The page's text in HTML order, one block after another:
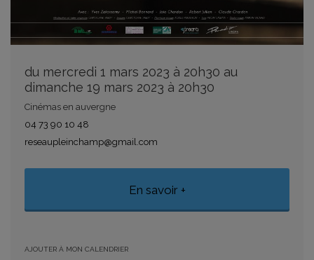
du mercredi 1 mars 2023 à 20h30 au
dimanche 19 mars 2023 à 20h30
Cinémas en auvergne
04 73 90 10 48
reseaupleinchamp@gmail.com
En savoir +
AJOUTER À MON CALENDRIER